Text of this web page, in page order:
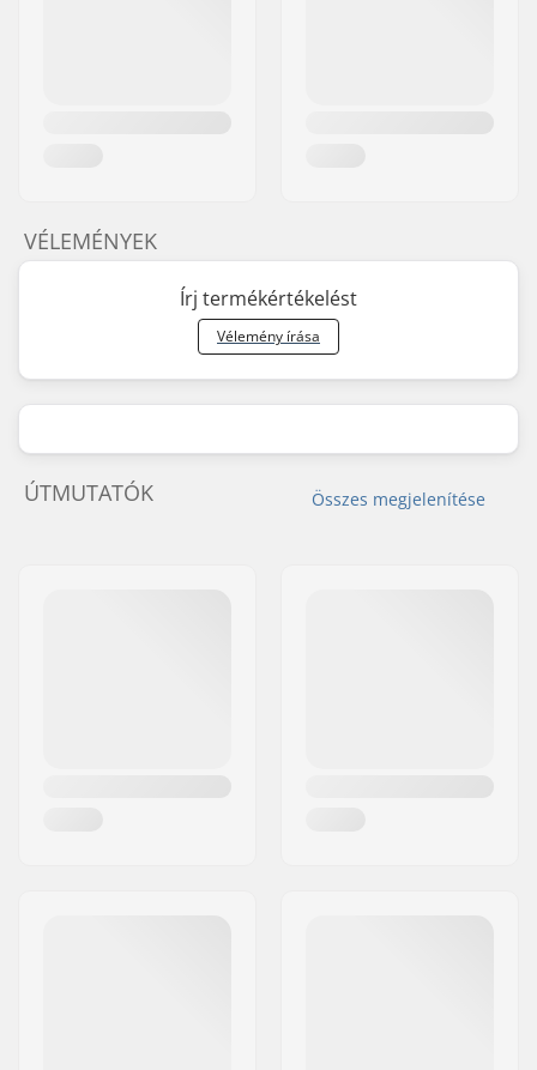
VÉLEMÉNYEK
Írj termékértékelést
Vélemény írása
Összes megjelenítése
ÚTMUTATÓK